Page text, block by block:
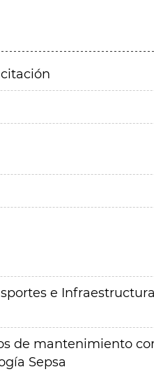
e
de mantenimiento
Sepsa